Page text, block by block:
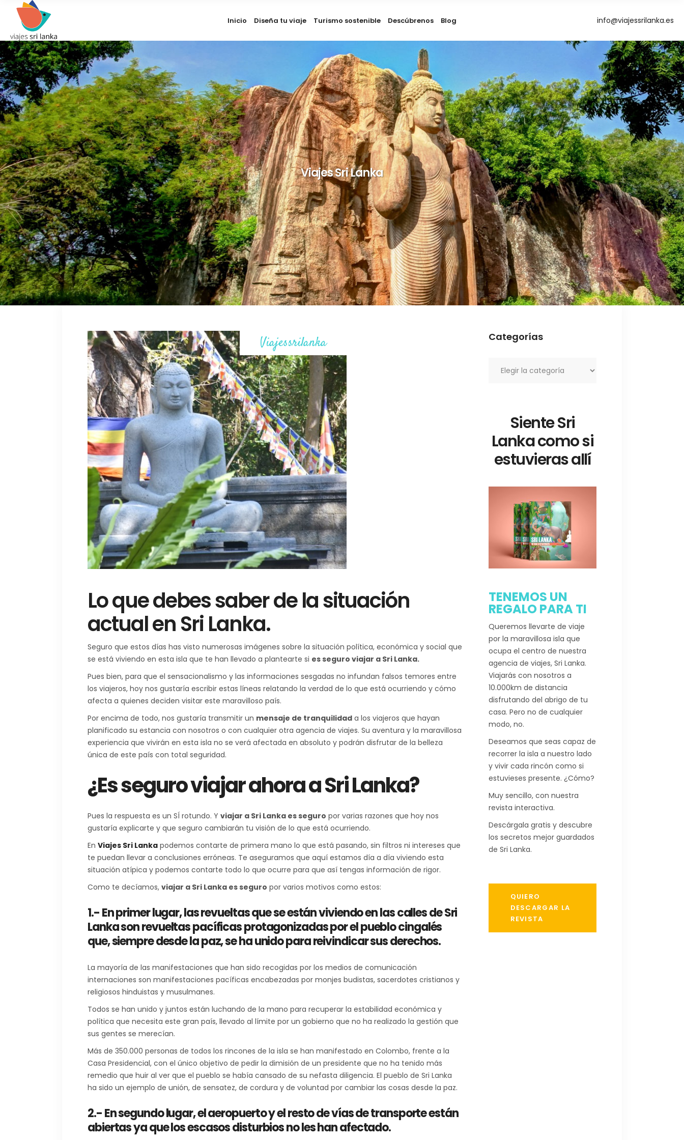
Inicio Diseña tu viaje Turismo sostenible Descúbrenos Blog info@viajessrilanka.es
Viajes Sri Lanka
Viajessrilanka
Lo que debes saber de la situación
actual en Sri Lanka.
Seguro que estos días has visto numerosas imágenes sobre la situación política, económica y social que
se está viviendo en esta isla que te han llevado a plantearte si es seguro viajar a Sri Lanka.
Pues bien, para que el sensacionalismo y las informaciones sesgadas no infundan falsos temores entre
los viajeros, hoy nos gustaría escribir estas líneas relatando la verdad de lo que está ocurriendo y cómo
afecta a quienes deciden visitar este maravilloso país.
Por encima de todo, nos gustaría transmitir un mensaje de tranquilidad a los viajeros que hayan
planificado su estancia con nosotros o con cualquier otra agencia de viajes. Su aventura y la maravillosa
experiencia que vivirán en esta isla no se verá afectada en absoluto y podrán disfrutar de la belleza
única de este país con total seguridad.
¿Es seguro viajar ahora a Sri Lanka?
Pues la respuesta es un SÍ rotundo. Y viajar a Sri Lanka es seguro por varias razones que hoy nos
gustaría explicarte y que seguro cambiarán tu visión de lo que está ocurriendo.
En Viajes Sri Lanka podemos contarte de primera mano lo que está pasando, sin filtros ni intereses que
te puedan llevar a conclusiones erróneas. Te aseguramos que aquí estamos día a día viviendo esta
situación atípica y podemos contarte todo lo que ocurre para que así tengas información de rigor.
Como te decíamos, viajar a Sri Lanka es seguro por varios motivos como estos:
1.- En primer lugar, las revueltas que se están viviendo en las calles de Sri
Lanka son revueltas pacíficas protagonizadas por el pueblo cingalés
que, siempre desde la paz, se ha unido para reivindicar sus derechos.
La mayoría de las manifestaciones que han sido recogidas por los medios de comunicación
internaciones son manifestaciones pacíficas encabezadas por monjes budistas, sacerdotes cristianos y
religiosos hinduistas y musulmanes.
Todos se han unido y juntos están luchando de la mano para recuperar la estabilidad económica y
política que necesita este gran país, llevado al límite por un gobierno que no ha realizado la gestión que
sus gentes se merecían.
Más de 350.000 personas de todos los rincones de la isla se han manifestado en Colombo, frente a la
Casa Presidencial, con el único objetivo de pedir la dimisión de un presidente que no ha tenido más
remedio que huir al ver que el pueblo se había cansado de su nefasta diligencia. El pueblo de Sri Lanka
ha sido un ejemplo de unión, de sensatez, de cordura y de voluntad por cambiar las cosas desde la paz.
2.- En segundo lugar, el aeropuerto y el resto de vías de transporte están
abiertas ya que los escasos disturbios no les han afectado.
Categorías
Siente Sri
Lanka como si
estuvieras allí
TENEMOS UN
REGALO PARA TI
Queremos llevarte de viaje
por la maravillosa isla que
ocupa el centro de nuestra
agencia de viajes, Sri Lanka.
Viajarás con nosotros a
10.000km de distancia
disfrutando del abrigo de tu
casa. Pero no de cualquier
modo, no.
Deseamos que seas capaz de
recorrer la isla a nuestro lado
y vivir cada rincón como si
estuvieses presente. ¿Cómo?
Muy sencillo, con nuestra
revista interactiva.
Descárgala gratis y descubre
los secretos mejor guardados
de Sri Lanka.
QUIERO
DESCARGAR LA
REVISTA